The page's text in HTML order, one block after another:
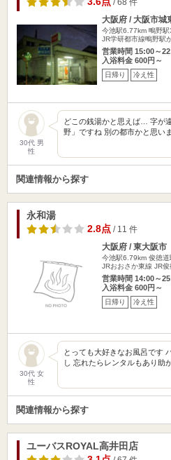
大阪府 / 大阪市城
今池駅6.77km 鴫野
JR学研都市線鴫野駅
営業時間 15:00～
入浴料金 600円～
日帰り 冷え性
30代 男
性
どこの銭湯かと思えば… 字が
野」ですね 別の都市かと思い
関連情報から探す
永和湯
2.8点/ 11 件
大阪府 / 東大阪市
今池駅6.79km 俊徳
JRおおさか東線 JR
営業時間 14:00～
入浴料金 600円～
日帰り 冷え性
30代 女
性
とっても大好きなお風呂です
し 忘れたらレンタルもあり助
関連情報から探す
ユーバスROYAL高井田店